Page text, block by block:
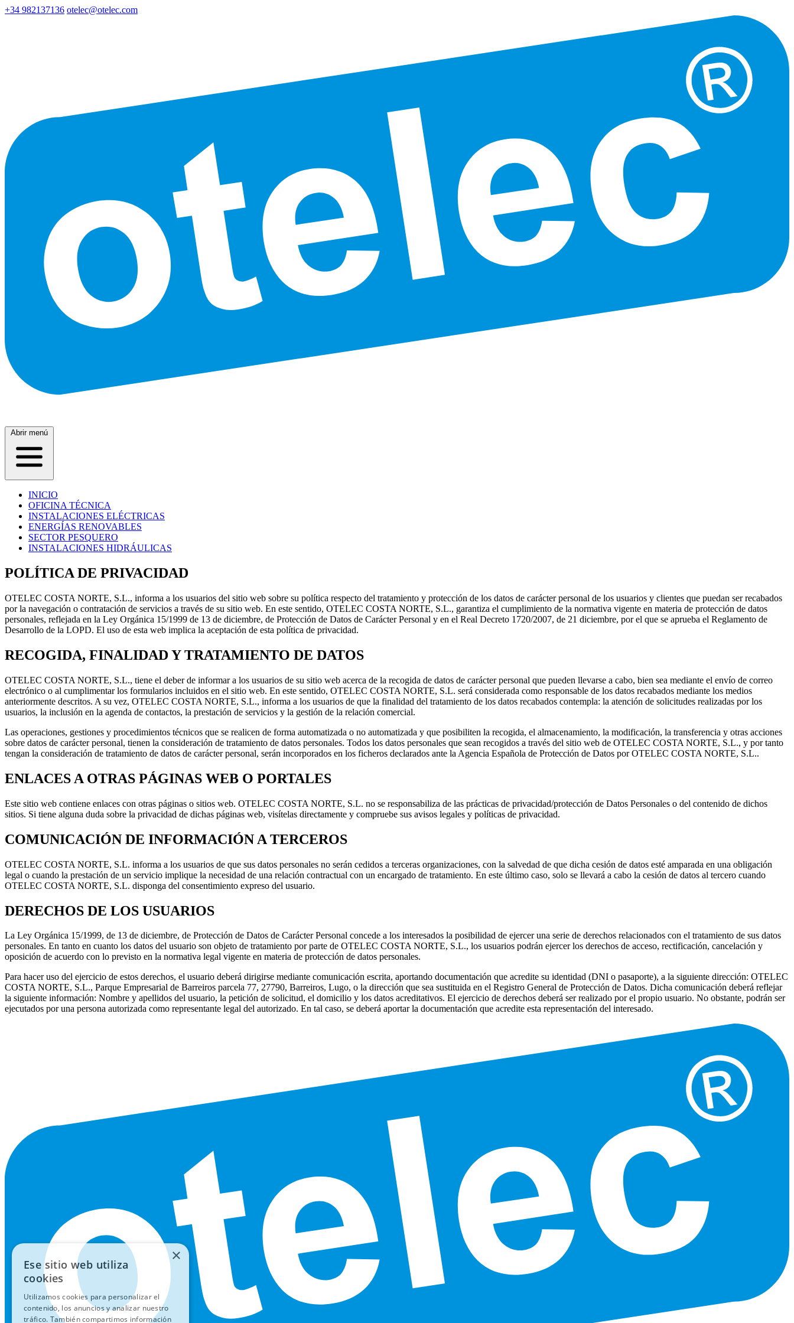
+34 982137136 otelec@otelec.com
Abrir menú
INICIO
OFICINA TÉCNICA
INSTALACIONES ELÉCTRICAS
ENERGÍAS RENOVABLES
SECTOR PESQUERO
INSTALACIONES HIDRÁULICAS
POLÍTICA DE PRIVACIDAD
OTELEC COSTA NORTE, S.L., informa a los usuarios del sitio web sobre su política respecto del tratamiento y protección de los datos de carácter personal de los usuarios y clientes que puedan ser recabados
por la navegación o contratación de servicios a través de su sitio web. En este sentido, OTELEC COSTA NORTE, S.L., garantiza el cumplimiento de la normativa vigente en materia de protección de datos
personales, reflejada en la Ley Orgánica 15/1999 de 13 de diciembre, de Protección de Datos de Carácter Personal y en el Real Decreto 1720/2007, de 21 diciembre, por el que se aprueba el Reglamento de
Desarrollo de la LOPD. El uso de esta web implica la aceptación de esta política de privacidad.
RECOGIDA, FINALIDAD Y TRATAMIENTO DE DATOS
OTELEC COSTA NORTE, S.L., tiene el deber de informar a los usuarios de su sitio web acerca de la recogida de datos de carácter personal que pueden llevarse a cabo, bien sea mediante el envío de correo
electrónico o al cumplimentar los formularios incluidos en el sitio web. En este sentido, OTELEC COSTA NORTE, S.L. será considerada como responsable de los datos recabados mediante los medios
anteriormente descritos. A su vez, OTELEC COSTA NORTE, S.L., informa a los usuarios de que la finalidad del tratamiento de los datos recabados contempla: la atención de solicitudes realizadas por los
usuarios, la inclusión en la agenda de contactos, la prestación de servicios y la gestión de la relación comercial.
Las operaciones, gestiones y procedimientos técnicos que se realicen de forma automatizada o no automatizada y que posibiliten la recogida, el almacenamiento, la modificación, la transferencia y otras acciones
sobre datos de carácter personal, tienen la consideración de tratamiento de datos personales. Todos los datos personales que sean recogidos a través del sitio web de OTELEC COSTA NORTE, S.L., y por tanto
tengan la consideración de tratamiento de datos de carácter personal, serán incorporados en los ficheros declarados ante la Agencia Española de Protección de Datos porOTELEC COSTA NORTE, S.L..
ENLACES A OTRAS PÁGINAS WEB O PORTALES
Este sitio web contiene enlaces con otras páginas o sitios web. OTELEC COSTA NORTE, S.L. no se responsabiliza de las prácticas de privacidad/protección de Datos Personales o del contenido de dichos
sitios. Si tiene alguna duda sobre la privacidad de dichas páginas web, visítelas directamente y compruebe sus avisos legales y políticas de privacidad.
COMUNICACIÓN DE INFORMACIÓN A TERCEROS
OTELEC COSTA NORTE, S.L. informa a los usuarios de que sus datos personales no serán cedidos a terceras organizaciones, con la salvedad de que dicha cesión de datos esté amparada en una obligación
legal o cuando la prestación de un servicio implique la necesidad de una relación contractual con un encargado de tratamiento. En este último caso, solo se llevará a cabo la cesión de datos al tercero cuando
OTELEC COSTA NORTE, S.L. disponga del consentimiento expreso del usuario.
DERECHOS DE LOS USUARIOS
La Ley Orgánica 15/1999, de 13 de diciembre, de Protección de Datos de Carácter Personal concede a los interesados la posibilidad de ejercer una serie de derechos relacionados con el tratamiento de sus datos
personales. En tanto en cuanto los datos del usuario son objeto de tratamiento por parte de OTELEC COSTA NORTE, S.L., los usuarios podrán ejercer los derechos de acceso, rectificación, cancelación y
oposición de acuerdo con lo previsto en la normativa legal vigente en materia de protección de datos personales.
Para hacer uso del ejercicio de estos derechos, el usuario deberá dirigirse mediante comunicación escrita, aportando documentación que acredite su identidad (DNI o pasaporte), a la siguiente dirección: OTELEC
COSTA NORTE, S.L., Parque Empresarial de Barreiros parcela 77, 27790, Barreiros, Lugo, o la dirección que sea sustituida en el Registro General de Protección de Datos. Dicha comunicación deberá reflejar
la siguiente información: Nombre y apellidos del usuario, la petición de solicitud, el domicilio y los datos acreditativos. El ejercicio de derechos deberá ser realizado por el propio usuario. No obstante, podrán ser
ejecutados por una persona autorizada como representante legal del autorizado. En tal caso, se deberá aportar la documentación que acredite esta representación del interesado.
×
Ese sitio web utiliza
cookies
Utilizamos cookies para personalizar el
contenido, los anuncios y analizar nuestro
tráfico. También compartimos información